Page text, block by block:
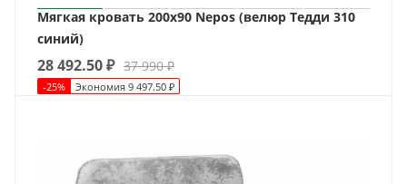
Мягкая кровать 200х90 Nepos (велюр Тедди 310
синий)
28 492.50₽ 37 990₽
-25% Экономия 9 497.50 ₽